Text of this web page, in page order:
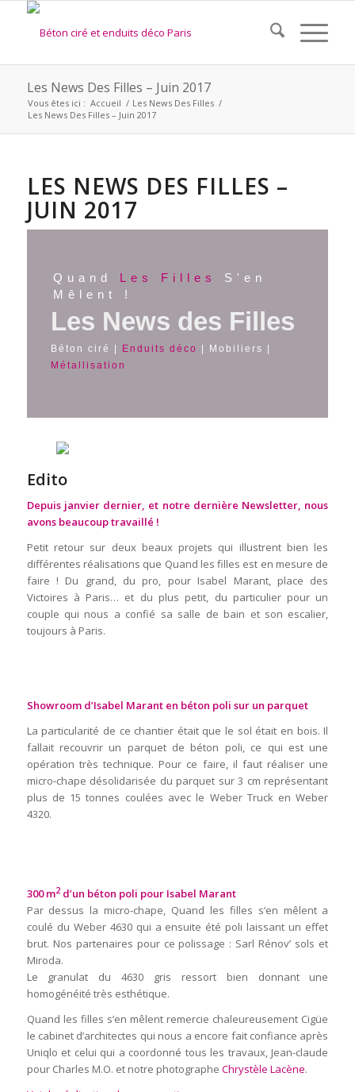
Les News Des Filles – Juin 2017
Vous êtes ici : Accueil / Les News Des Filles /
Les News Des Filles – Juin 2017
LES NEWS DES FILLES –
JUIN 2017
Quand Les Filles
S'en
Mêlent !
Les News des Filles
Béton ciré | Enduits déco
| Mobiliers |
Métallisation
Edito
Depuis janvier dernier, et notre dernière Newsletter, nous
avons beaucoup travaillé !
Petit retour sur deux beaux projets qui illustrent bien les
différentes réalisations que Quand les filles est en mesure de
faire ! Du grand, du pro, pour Isabel Marant, place des
Victoires à Paris… et du plus petit, du particulier pour un
couple qui nous a confié sa salle de bain et son escalier,
toujours à Paris.
Showroom d’Isabel Marant en béton poli sur un parquet
La particularité de ce chantier était que le sol était en bois. Il
fallait recouvrir un parquet de béton poli, ce qui est une
opération très technique. Pour ce faire, il faut réaliser une
micro-chape désolidarisée du parquet sur 3 cm représentant
plus de 15 tonnes coulées avec le Weber Truck en Weber
4320.
300 m2d’un béton poli pour Isabel Marant
Par dessus la micro-chape, Quand les filles s’en mêlent a
coulé du Weber 4630 qui a ensuite été poli laissant un effet
brut. Nos partenaires pour ce polissage : Sarl Rénov’ sols et
Miroda.
Le granulat du 4630 gris ressort bien donnant une
homogénéité très esthétique.
Quand les filles s’en mêlent remercie chaleureusement Cigüe
le cabinet d’architectes qui nous a encore fait confiance après
Uniqlo et celui qui a coordonné tous les travaux, Jean-claude
pour Charles M.O. et notre photographe Chrystèle Lacène.